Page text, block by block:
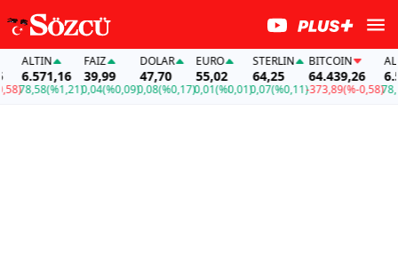
ALTIN
6.571,16
78,58(%1,21)
FAİZ
39,99
0,04(%0,09)
DOLAR
47,70
0,08(%0,17)
EURO
55,02
0,01(%0,01)
STERLIN
64,25
0,07(%0,11)
BITCOIN
64.439,26
-373,89(%-0,58)